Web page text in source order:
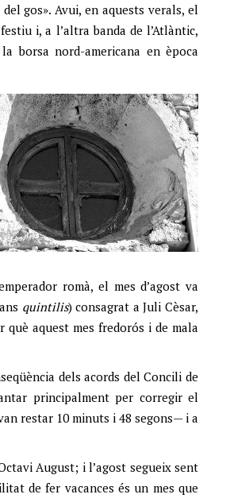
gos». Avui, en aquests verals, el
i, a l’altra banda de l’Atlàntic,
borsa nord-americana en època
romà, el mes d’agost va
quintilis) consagrat a Juli Cèsar,
què aquest mes fredorós i de mala
dels acords del Concili de
principalment per corregir el
restar 10 minuts i 48 segons— i a
August; i l’agost segueix sent
de fer vacances és un mes que